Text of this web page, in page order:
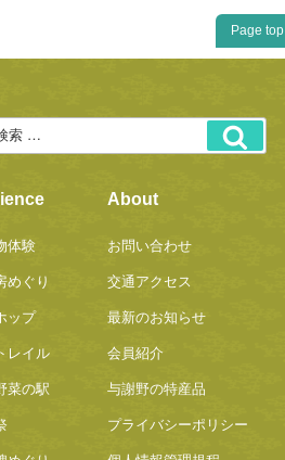
Page top
体験
めぐり
ップ
レイル
菜の駅
About
お問い合わせ
交通アクセス
最新のお知らせ
会員紹介
与謝野の特産品
プライバシーポリシー